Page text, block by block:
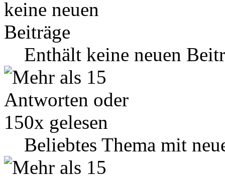
Enthält keine neuen
Beliebtes Thema mit